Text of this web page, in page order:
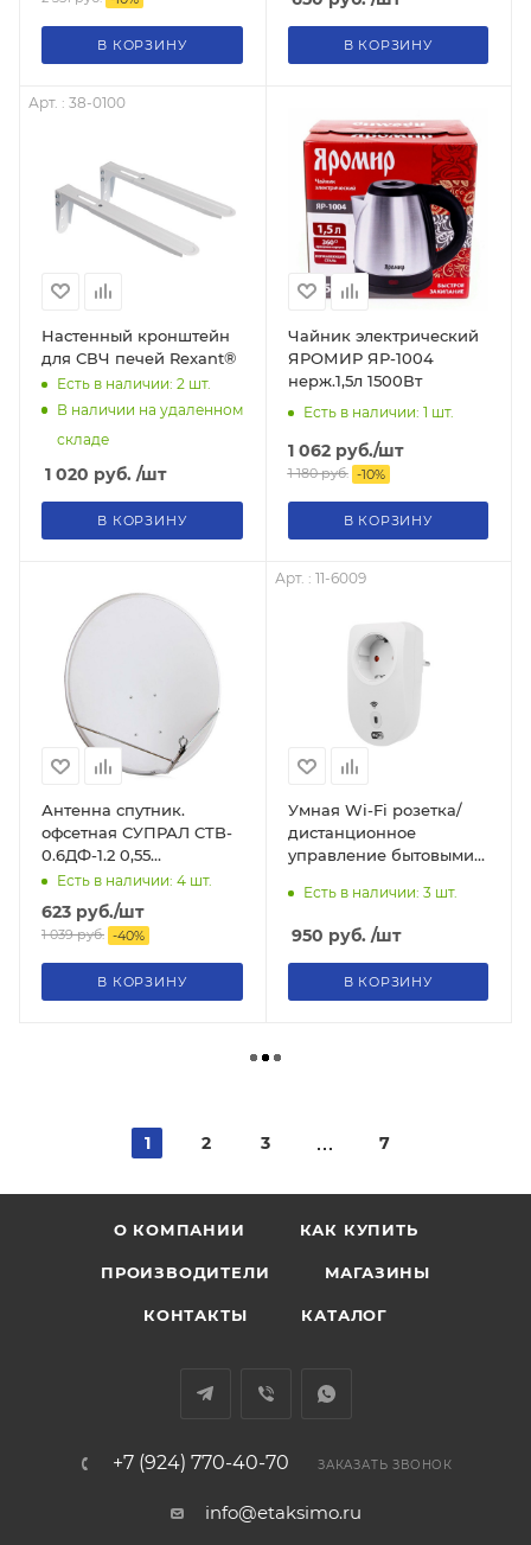
В КОРЗИНУ В КОРЗИНУ
Арт. : 38-0100
Настенный кронштейн
для СВЧ печей Rexant®
Есть в наличии: 2 шт.
В наличии на удаленном
складе
1 020 руб. /шт
В КОРЗИНУ
Чайник электрический
ЯРОМИР ЯР-1004
нерж.1,5л 1500Вт
Есть в наличии: 1 шт.
1 062руб./шт
1 180руб. -10%
В КОРЗИНУ
Антенна спутник.
офсетная СУПРАЛ CTB-
0.6ДФ-1.2 0,55
длиннофокусная, с
логотипом МТС,
кронштейн 605
Есть в наличии: 4 шт.
623 руб./шт
1 039руб. -40%
В КОРЗИНУ
Арт. : 11-6009
Умная Wi-Fi розетка/
дистанционное
управление бытовыми
ВтЕсть в наличии: 3шт.
950 руб. /шт
В КОРЗИНУ
1 2 3 7
О КОМПАНИИ КАК КУПИТЬ
ПРОИЗВОДИТЕЛИ МАГАЗИНЫ
КОНТАКТЫ КАТАЛОГ
+7 (924) 770-40-70 ЗАКАЗАТЬ ЗВОНОК
info@etaksimo.ru